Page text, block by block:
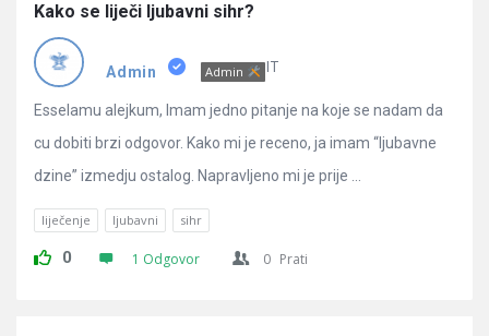
Latest
Pitanja
Kako se liječi ljubavni sihr?
Admin Admin IT
Esselamu alejkum, Imam jedno pitanje na koje se nadam da
cu dobiti brzi odgovor. Kako mi je receno, ja imam “ljubavne
dzine” izmedju ostalog. Napravljeno mi je prije ...
liječenje ljubavni sihr
0 1 Odgovor 0 Prati